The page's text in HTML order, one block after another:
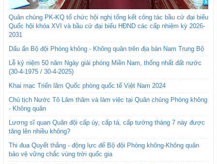
Quân chủng PK-KQ tổ chức hội nghị tổng kết công tác bầu cử đại biểu
Quốc hội khóa XVI và bầu cử đại biểu HĐND các cấp nhiệm kỳ 2026-
2031
Dấu ấn Bộ đội Phòng không - Không quân trên địa bàn Nam Trung Bộ
Lễ kỷ niệm 50 năm Ngày giải phóng Miền Nam, thống nhất đất nước
(30-4-1975 / 30-4-2025)
Khai mạc Triển lãm Quốc phòng quốc tế Việt Nam 2024
Chủ tịch Nước Tô Lâm thăm và làm việc tại Quân chủng Phòng không
- Không quân
Lương sĩ quan Quân đội cấp úy, cấp tá, cấp tướng tháng 7 này được
tăng lên nhiều không?
Thi đua Quyết thắng - động lực để Bộ đội Phòng không-Không quân
bảo vệ vững chắc vùng trời quốc gia